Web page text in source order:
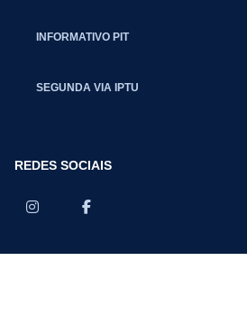
INFORMATIVO PIT
SEGUNDA VIA IPTU
REDES SOCIAIS